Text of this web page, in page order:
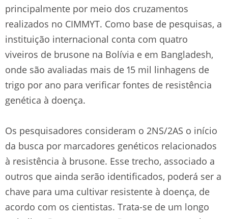
principalmente por meio dos cruzamentos
realizados no CIMMYT. Como base de pesquisas, a
instituição internacional conta com quatro
viveiros de brusone na Bolívia e em Bangladesh,
onde são avaliadas mais de 15 mil linhagens de
trigo por ano para verificar fontes de resistência
genética à doença.
Os pesquisadores consideram o 2NS/2AS o início
da busca por marcadores genéticos relacionados
à resistência à brusone. Esse trecho, associado a
outros que ainda serão identificados, poderá ser a
chave para uma cultivar resistente à doença, de
acordo com os cientistas. Trata-se de um longo